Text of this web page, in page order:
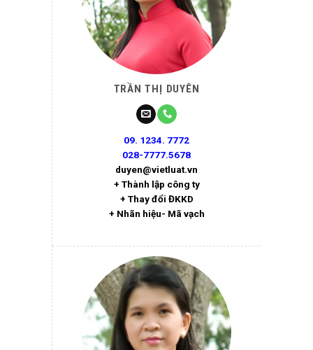
TRẦN THỊ DUYÊN
09. 1234. 7772
028-7777.5678
duyen@vietluat.vn
+ Thành lập công ty
+ Thay đổi ĐKKD
+ Nhãn hiệu- Mã vạch